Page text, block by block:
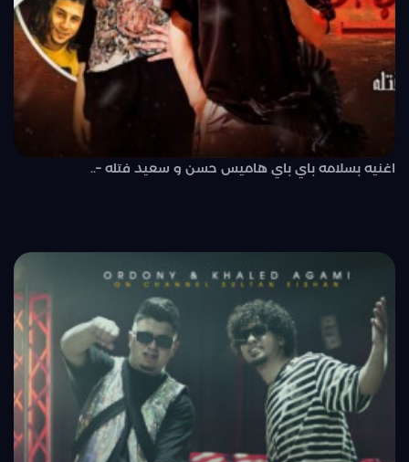
اغنيه بسلامه باي باي هاميس حسن و سعيد فتله –..